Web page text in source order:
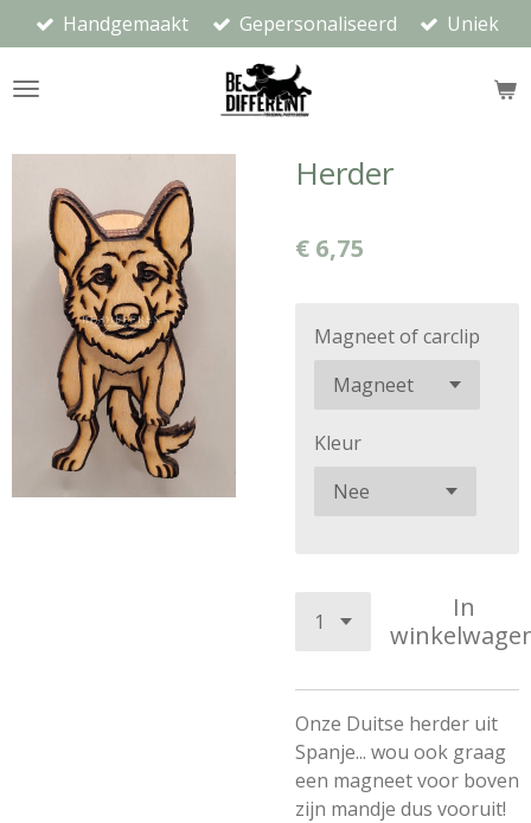
direct
naar
Handgemaakt Gepersonaliseerd Uniek
Herder
€ 6,75
Magneet of carclip
Kleur
In
Onze Duitse herder uit
Spanje... wou ook graag
een magneet voor boven
zijn mandje dus vooruit!